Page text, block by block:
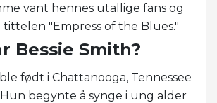
vant hennes utallige fans og
"Empress of the Blues."
Bessie Smith?
født i Chattanooga, Tennessee
Hun begynte å synge i ung alder